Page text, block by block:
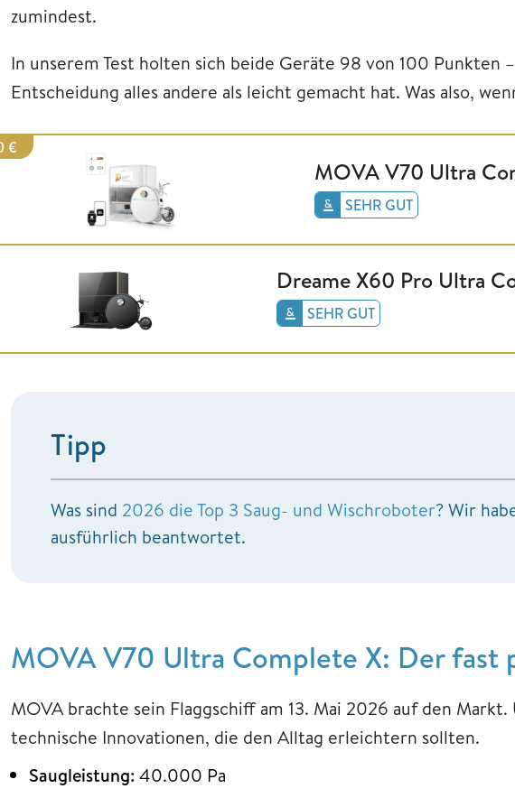
zumindest.
In unserem Test holten sich beide Geräte 98 von 100 Punkten
Entscheidung alles andere als leicht gemacht hat. Was also,
€
MOVA V70 Ultra
SEHR GUT
Dreame X60 Pro Ultra
SEHR GUT
Tipp
Was sind 2026 die Top 3 Saug- und Wischroboter? Wir
ausführlich beantwortet.
MOVA V70 Ultra Complete X: Der fast
MOVA brachte sein Flaggschiff am 13. Mai 2026 auf den
technische Innovationen, die den Alltag erleichtern sollten.
Saugleistung: 40.000 Pa